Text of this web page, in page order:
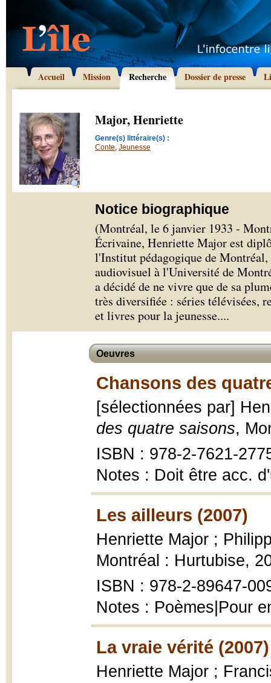
Accueil Mission Recherche Dossier de presse
Major, Henriette
Genre(s) littéraire(s) :
Conte, Jeunesse
Notice biographique
(Montréal, le 6 janvier 1933 -
Écrivaine, Henriette Major est
l'Institut pédagogique de
audiovisuel à l'Université de
a décidé de ne vivre que de sa
très diversifiée : séries télévisées,
et livres pour la jeunesse....
Oeuvres
Chansons des
[sélectionnées par]
des quatre saisons,
ISBN : 978-2-7621-
Notes : Doit être acc.
Les ailleurs (2007)
Henriette Major ;
Montréal : Hurtubise,
ISBN : 978-2-89647-
Notes : Poèmes|Pour
La vraie vérité (2007)
Henriette Major ;